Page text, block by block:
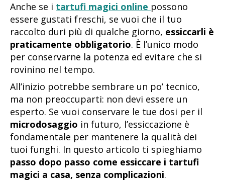
Anche se i tartufi magici online possono
essere gustati freschi, se vuoi che il tuo
raccolto duri più di qualche giorno, essiccarli è
praticamente obbligatorio. È l’unico modo
per conservarne la potenza ed evitare che si
rovinino nel tempo.
All’inizio potrebbe sembrare un po’ tecnico,
ma non preoccuparti: non devi essere un
esperto. Se vuoi conservare le tue dosi per il
microdosaggio in futuro, l’essiccazione è
fondamentale per mantenere la qualità dei
tuoi funghi. In questo articolo ti spieghiamo
passo dopo passo come essiccare i tartufi
magici a casa, senza complicazioni.